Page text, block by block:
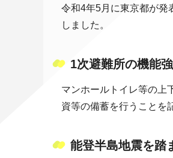
令和4年5月に東京都が発
しました。
1次避難所の機能
マンホールトイレ等の上
資等の備蓄を行うことを
能登半島地震を踏